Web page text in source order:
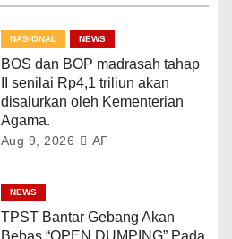
NASIONAL NEWS
BOS dan BOP madrasah tahap
II senilai Rp4,1 triliun akan
disalurkan oleh Kementerian
Agama.
Aug 9, 2026 AF
NEWS
TPST Bantar Gebang Akan
Bebas “OPEN DUMPING” Pada